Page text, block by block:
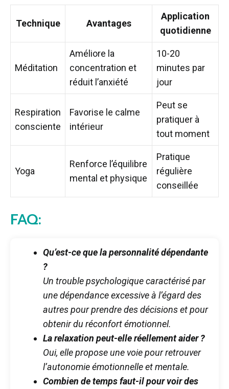
Technique Avantages
Application
quotidienne
Méditation
Améliore la
concentration et
réduit l’anxiété
10-20
minutes par
jour
Respiration
consciente
Favorise le calme
intérieur
Peut se
pratiquer à
tout moment
Yoga
Renforce l’équilibre
mental et physique
Pratique
régulière
conseillée
FAQ:
Qu’est-ce que la personnalité dépendante
?
Un trouble psychologique caractérisé par
une dépendance excessive à l’égard des
autres pour prendre des décisions et pour
obtenir du réconfort émotionnel.
La relaxation peut-elle réellement aider ?
Oui, elle propose une voie pour retrouver
l’autonomie émotionnelle et mentale.
Combien de temps faut-il pour voir des